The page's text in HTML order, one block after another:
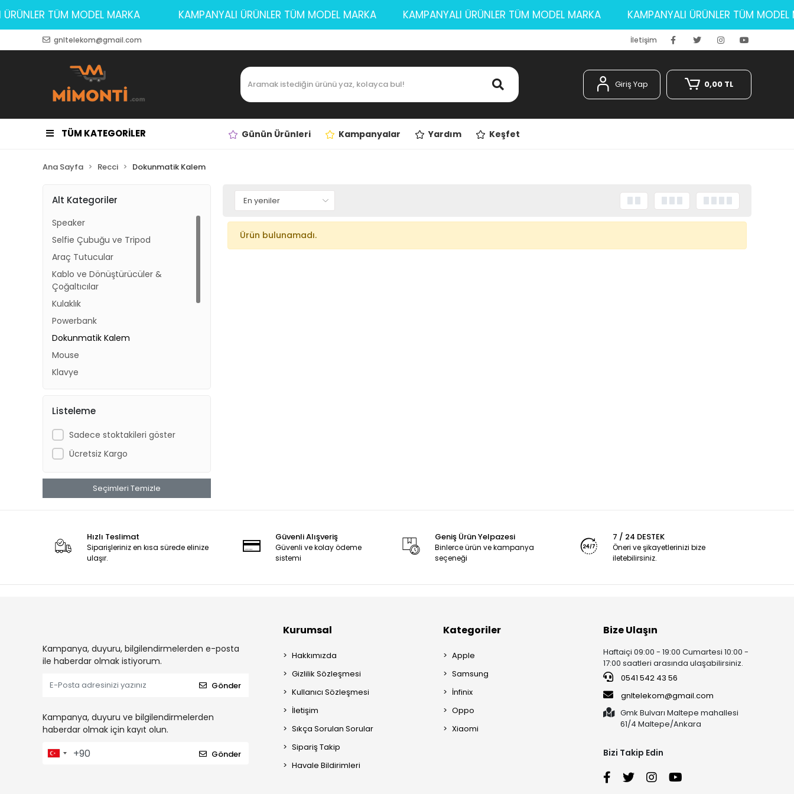
ÜRÜNLER TÜM MODEL MARKA KAMPANYALI ÜRÜNLER TÜM MODEL MARKA KAMPANYALI ÜRÜNLER TÜM MODEL MARKA KAMPANYALI ÜRÜNLER TÜM
gnltelekom@gmail.com İletişim
Giriş Yap 0,00 TL
TÜM KATEGORİLER Günün Ürünleri Kampanyalar Yardım Keşfet
Ana Sayfa Recci Dokunmatik Kalem
Alt Kategoriler
Speaker
Selfie Çubuğu ve Tripod
Araç Tutucular
Kablo ve Dönüştürücüler &
Çoğaltıcılar
Kulaklık
Powerbank
Dokunmatik Kalem
Mouse
Klavye
Diğer
Park Numaratörü
Soğutucu Fan
Stand & Tutucular
Listeleme
Sadece stoktakileri göster
Ücretsiz Kargo
Seçimleri Temizle
Ürün bulunamadı.
Hızlı Teslimat
Siparişleriniz en kısa sürede elinize
ulaşır.
Güvenli Alışveriş
Güvenli ve kolay ödeme
sistemi
Geniş Ürün Yelpazesi
Binlerce ürün ve kampanya
seçeneği
7 / 24 DESTEK
Öneri ve şikayetlerinizi bize
iletebilirsiniz.
Kampanya, duyuru, bilgilendirmelerden e-posta
ile haberdar olmak istiyorum.
Gönder
Kampanya, duyuru ve bilgilendirmelerden
haberdar olmak için kayıt olun.
Gönder
Kurumsal
Hakkımızda
Gizlilik Sözleşmesi
Kullanıcı Sözleşmesi
İletişim
Sıkça Sorulan Sorular
Sipariş Takip
Havale Bildirimleri
Kategoriler
Apple
Samsung
İnfinix
Oppo
Xiaomi
Bize Ulaşın
Haftaiçi 09:00 - 19:00 Cumartesi 10:00 -
17:00 saatleri arasında ulaşabilirsiniz.
0541 542 43 56
gnltelekom@gmail.com
Gmk Bulvarı Maltepe mahallesi
61/4 Maltepe/Ankara
Bizi Takip Edin